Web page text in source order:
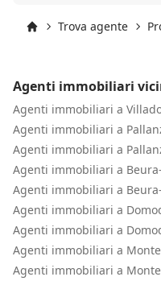
Trova agente
Agenti immobiliari
Agenti immobiliari a
Agenti immobiliari a
Agenti immobiliari a
Agenti immobiliari a
Agenti immobiliari a
Agenti immobiliari a
Agenti immobiliari a
Agenti immobiliari a
Agenti immobiliari a